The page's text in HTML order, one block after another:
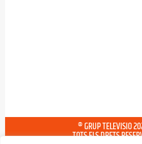
® GRUP TELEVISIO
TOTS ELS DRETS